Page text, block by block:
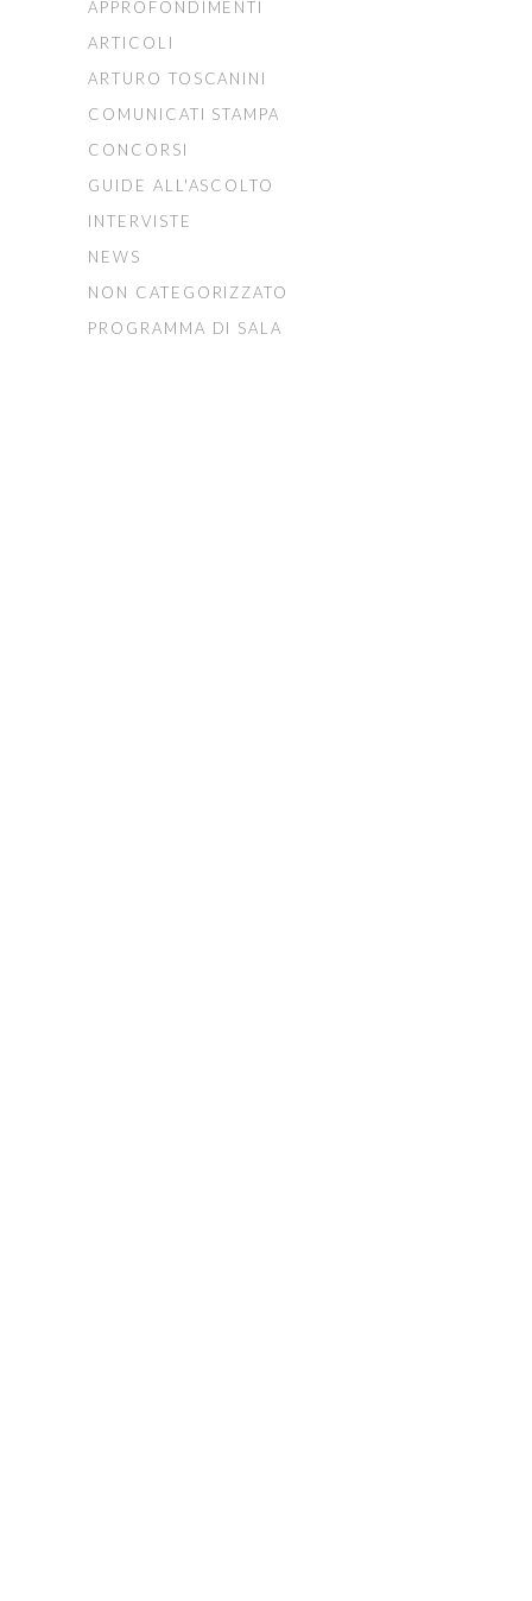
APPROFONDIMENTI
ARTICOLI
ARTURO TOSCANINI
COMUNICATI STAMPA
CONCORSI
GUIDE ALL'ASCOLTO
INTERVISTE
NEWS
NON CATEGORIZZATO
PROGRAMMA DI SALA